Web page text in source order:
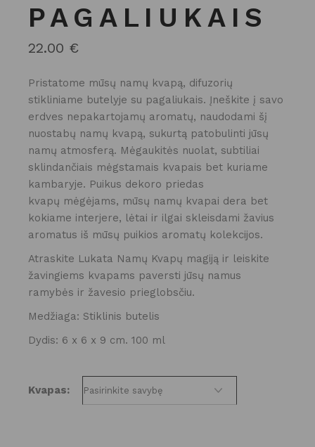
PAGALIUKAIS
22.00 €
Pristatome mūsų namų kvapą, difuzorių
stikliniame butelyje su pagaliukais. Įneškite į savo
erdves nepakartojamų aromatų, naudodami šį
nuostabų namų kvapą, sukurtą patobulinti jūsų
namų atmosferą. Mėgaukitės nuolat, subtiliai
sklindančiais mėgstamais kvapais bet kuriame
kambaryje. Puikus dekoro priedas
kvapų mėgėjams, mūsų namų kvapai dera bet
kokiame interjere, lėtai ir ilgai skleisdami žavius ​​
aromatus iš mūsų puikios aromatų kolekcijos.
Atraskite Lukata Namų Kvapų magiją ir leiskite
žavingiems kvapams paversti jūsų namus
ramybės ir žavesio prieglobsčiu.
Medžiaga: Stiklinis butelis
Dydis: 6 x 6 x 9 cm. 100 ml
Kvapas